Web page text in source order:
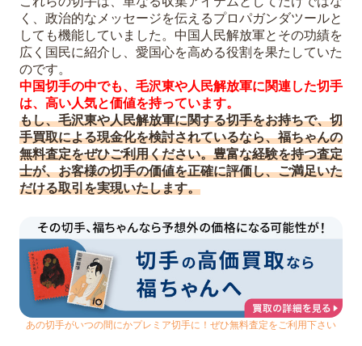
く、政治的なメッセージを伝えるプロパガンダツールと
しても機能していました。中国人民解放軍とその功績を
広く国民に紹介し、愛国心を高める役割を果たしていた
のです。
中国切手の中でも、毛沢東や人民解放軍に関連した切手
は、高い人気と価値を持っています。
もし、毛沢東や人民解放軍に関する切手をお持ちで、切
手買取による現金化を検討されているなら、福ちゃんの
無料査定をぜひご利用ください。豊富な経験を持つ査定
士が、お客様の切手の価値を正確に評価し、ご満足いた
だける取引を実現いたします。
あの切手がいつの間にかプレミア切手に！ぜひ無料査定をご利用下さい